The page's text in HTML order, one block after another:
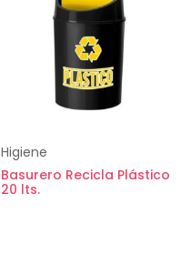
Higiene
Basurero Recicla Plástico
20 lts.